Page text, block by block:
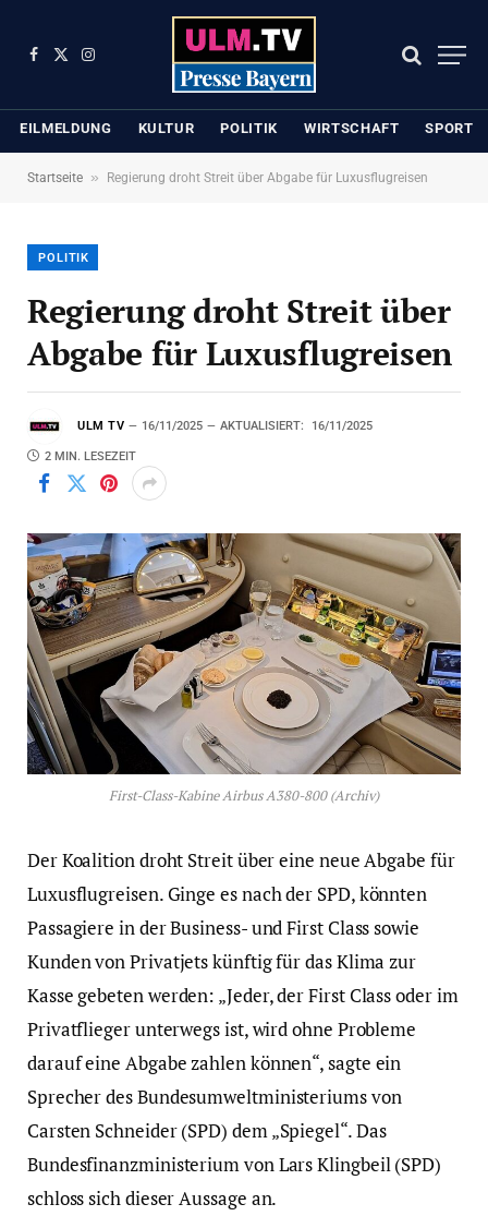
Facebook
X
Instagram
EILMELDUNG KULTUR POLITIK WIRTSCHAFT SPORT
Startseite » Regierung droht Streit über Abgabe für Luxusflugreisen
POLITIK
Regierung droht Streit über
Abgabe für Luxusflugreisen
ULM TV 16/11/2025 AKTUALISIERT: 16/11/2025
2 MIN. LESEZEIT
First-Class-Kabine Airbus A380-800 (Archiv)
Der Koalition droht Streit über eine neue Abgabe für
Luxusflugreisen. Ginge es nach der SPD, könnten
Passagiere in der Business- und First Class sowie
Kunden von Privatjets künftig für das Klima zur
Kasse gebeten werden: „Jeder, der First Class oder im
Privatflieger unterwegs ist, wird ohne Probleme
darauf eine Abgabe zahlen können“, sagte ein
Sprecher des Bundesumweltministeriums von
Carsten Schneider (SPD) dem „Spiegel“. Das
Bundesfinanzministerium von Lars Klingbeil (SPD)
schloss sich dieser Aussage an.